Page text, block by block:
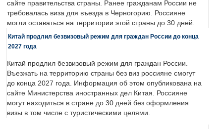
сайте правительства страны. Ранее гражданам России не
требовалась виза для въезда в Черногорию. Россияне
могли оставаться на территории этой страны до 30 дней.
Китай продлил безвизовый режим для граждан России до конца
2027 года
Китай продлил безвизовый режим для граждан России.
Въезжать на территорию страны без виз россияне смогут
до конца 2027 года. Информация об этом опубликована на
сайте Министерства иностранных дел Китая. Россияне
могут находиться в стране до 30 дней без оформления
визы в том числе с туристическими целями.